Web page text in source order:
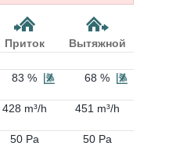
Приток
Вытяжной
83 % 68 %
428 m³/h 451 m³/h
50 Pa
50 Pa